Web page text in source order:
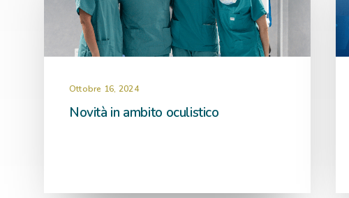
Ottobre 16, 2024
Novità in ambito oculistico